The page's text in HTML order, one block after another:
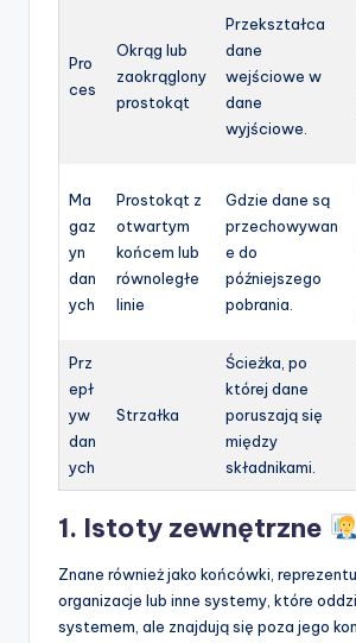
Pro
ces
Okrąg lub
zaokrąglony
prostokąt
Przekształca
dane
wejściowe w
dane
wyjściowe.
Ma
gaz
yn
dan
ych
Prostokąt z
otwartym
końcem lub
równoległe
linie
Gdzie dane są
przechowywan
e do
późniejszego
pobrania.
Prz
epł
yw
dan
ych
Strzałka
Ścieżka, po
której dane
poruszają się
między
składnikami.
1. Istoty zewnętrzne
Znane również jako końcówki,
organizacje lub inne systemy, które
systemem, ale znajdują się poza jego